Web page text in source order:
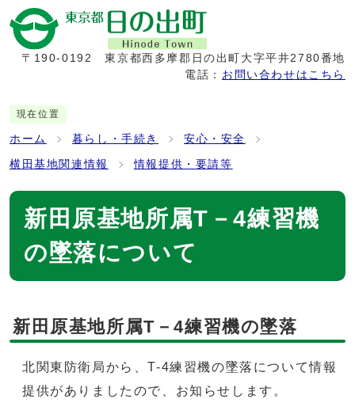
〒190-0192
東京都西多摩郡日の出町大字平井2780番地
電話： お問い合わせはこちら
現在位置
ホーム 暮らし・手続き 安心・安全
横田基地関連情報 情報提供・要請等
新田原基地所属T－4練習機
の墜落について
新田原基地所属T－4練習機の墜落
北関東防衛局から、T-4練習機の墜落について情報
提供がありましたので、お知らせします。